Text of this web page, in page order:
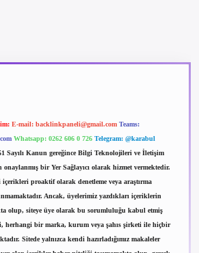
E-mail: backlinkpaneli@gmail.com Teams:
Whatsapp: 0262 606 0 726 Telegram: @karabul
Sayılı Kanun gereğince Bilgi Teknolojileri ve İletişim
bir Yer Sağlayıcı olarak hizmet vermektedir.
içerikleri proaktif olarak denetleme veya araştırma
Ancak, üyelerimiz yazdıkları içeriklerin
olup, siteye üye olarak bu sorumluluğu kabul etmiş
herhangi bir marka, kurum veya şahıs şirketi ile hiçbir
Sitede yalnızca kendi hazırladığımız makaleler